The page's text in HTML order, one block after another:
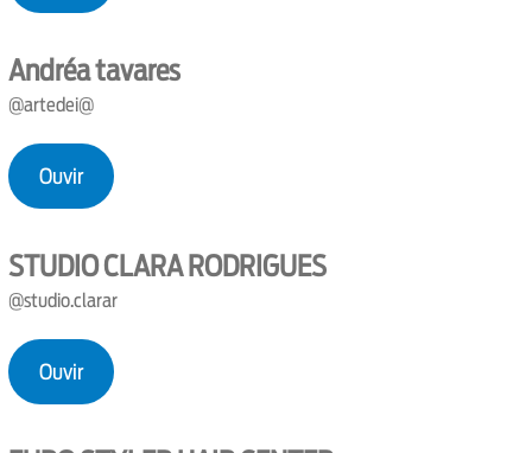
Andréa tavares
@artedei@
Ouvir
STUDIO CLARA RODRIGUES
@studio.clarar
Ouvir